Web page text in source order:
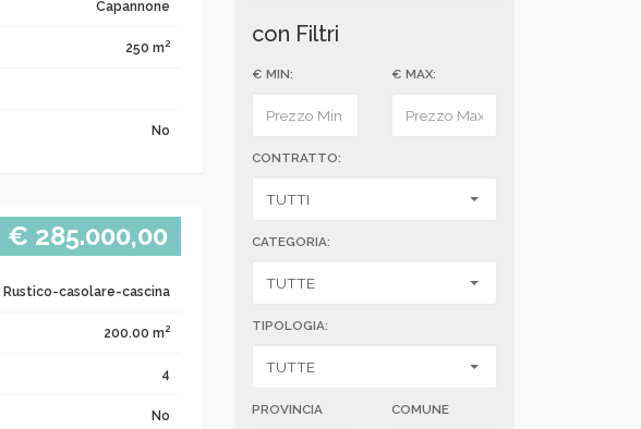
Capannone
250 m2
No
€ 285.000,00
Rustico-casolare-cascina
200.00 m2
4
No
con Filtri
€ MIN: € MAX:
CONTRATTO:
CATEGORIA:
TIPOLOGIA:
PROVINCIA COMUNE